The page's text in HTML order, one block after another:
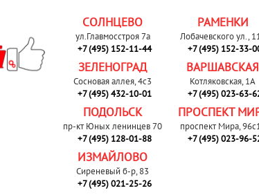
СОЛНЦЕВО
ул.Главмосстроя 7а
+7 (495) 152-11-44
РАМЕНКИ
Лобачевского ул.,
+7 (495) 152-33-
ЗЕЛЕНОГРАД
Сосновая аллея, 4с3
+7 (495) 432-10-01
ВАРШАВСКАЯ
Котляковская, 1А
+7 (495) 023-63-
ПОДОЛЬСК
пр-кт Юных ленинцев 70
+7 (495) 128-01-88
ПРОСПЕКТ
проспект Мира,
+7 (495) 023-96-
ИЗМАЙЛОВО
Сиреневый б-р, 83
+7 (495) 021-25-26